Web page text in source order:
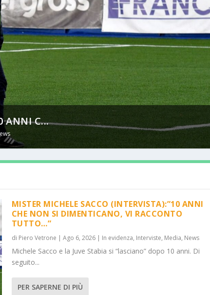
ANNI C...
MISTER MICHELE SACCO (INTERVISTA):”10 ANNI
CHE NON SI DIMENTICANO, VI RACCONTO
TUTTO…”
di Piero Vetrone | Ago 6, 2026| In evidenza, Interviste, Media, News
Michele Sacco e la Juve Stabia si “lasciano” dopo 10 anni. Di
seguito...
PER SAPERNE DI PIÙ